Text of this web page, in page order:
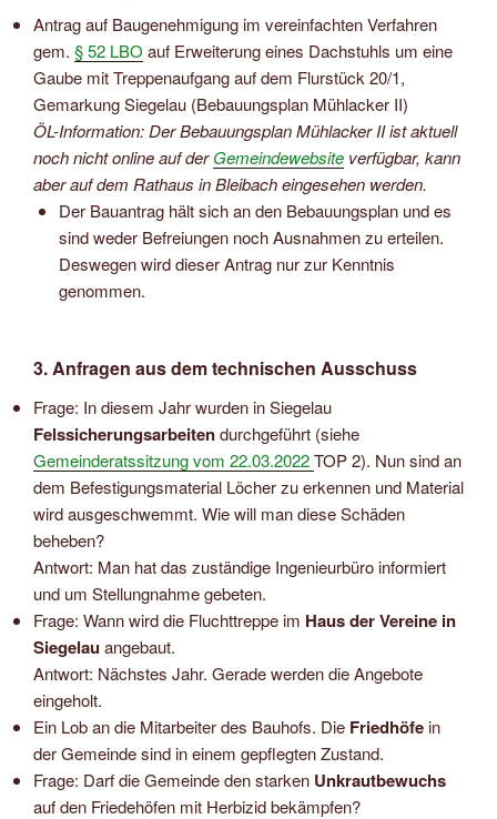
Antrag auf Baugenehmigung im vereinfachten Verfahren
gem. § 52 LBO auf Erweiterung eines Dachstuhls um eine
Gaube mit Treppenaufgang auf dem Flurstück 20/1,
Gemarkung Siegelau (Bebauungsplan Mühlacker II)
ÖL-Information: Der Bebauungsplan Mühlacker II ist aktuell
noch nicht online auf derGemeindewebsite verfügbar, kann
aber auf dem Rathaus in Bleibach eingesehen werden.
Der Bauantrag hält sich an den Bebauungsplan und es
sind weder Befreiungen noch Ausnahmen zu erteilen.
Deswegen wird dieser Antrag nur zur Kenntnis
genommen.
3. Anfragen aus dem technischen Ausschuss
Frage: In diesem Jahr wurden in Siegelau
Felssicherungsarbeitendurchgeführt (siehe
Gemeinderatssitzung vom 22.03.2022TOP 2). Nun sind an
dem Befestigungsmaterial Löcher zu erkennen und Material
wird ausgeschwemmt. Wie will man diese Schäden
beheben?
Antwort: Man hat das zuständige Ingenieurbüro informiert
und um Stellungnahme gebeten.
Frage: Wann wird die Fluchttreppe im Haus der Vereine in
Siegelauangebaut.
Antwort: Nächstes Jahr. Gerade werden die Angebote
eingeholt.
Ein Lob an die Mitarbeiter des Bauhofs. Die Friedhöfein
der Gemeinde sind in einem gepflegten Zustand.
Frage: Darf die Gemeinde den starken Unkrautbewuchs
auf den Friedehöfen mit Herbizid bekämpfen?